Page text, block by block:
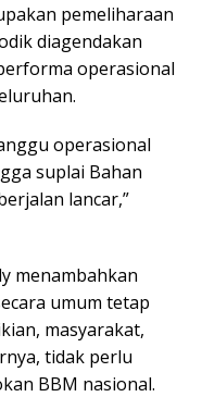
pemeliharaan
diagendakan
operasional
operasional
suplai Bahan
lancar,”
menambahkan
umum tetap
masyarakat,
tidak perlu
BBM nasional.